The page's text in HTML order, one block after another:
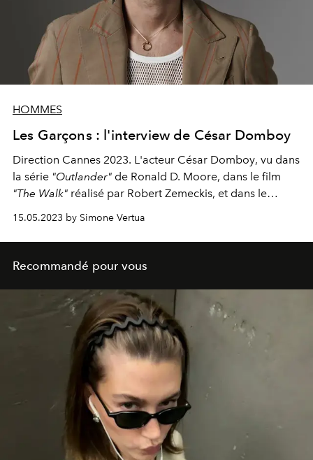
HOMMES
Les Garçons : l'interview de César Domboy
Direction Cannes 2023. L'acteur César Domboy, vu dans
la série "Outlander" de Ronald D. Moore, dans le film
"The Walk" réalisé par Robert Zemeckis, et dans le
rêve de travailler avec Paolo Sorrentino.
15.05.2023 by Simone Vertua
Recommandé pour vous